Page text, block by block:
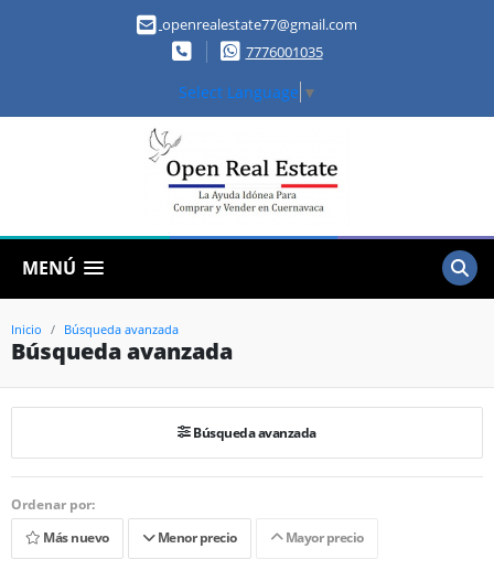
openrealestate77@gmail.com
7776001035
Select Language ▼
MENÚ
Inicio Búsqueda avanzada
Búsqueda avanzada
Búsqueda avanzada
Ordenar por:
Más nuevo
Menor precio Mayor precio